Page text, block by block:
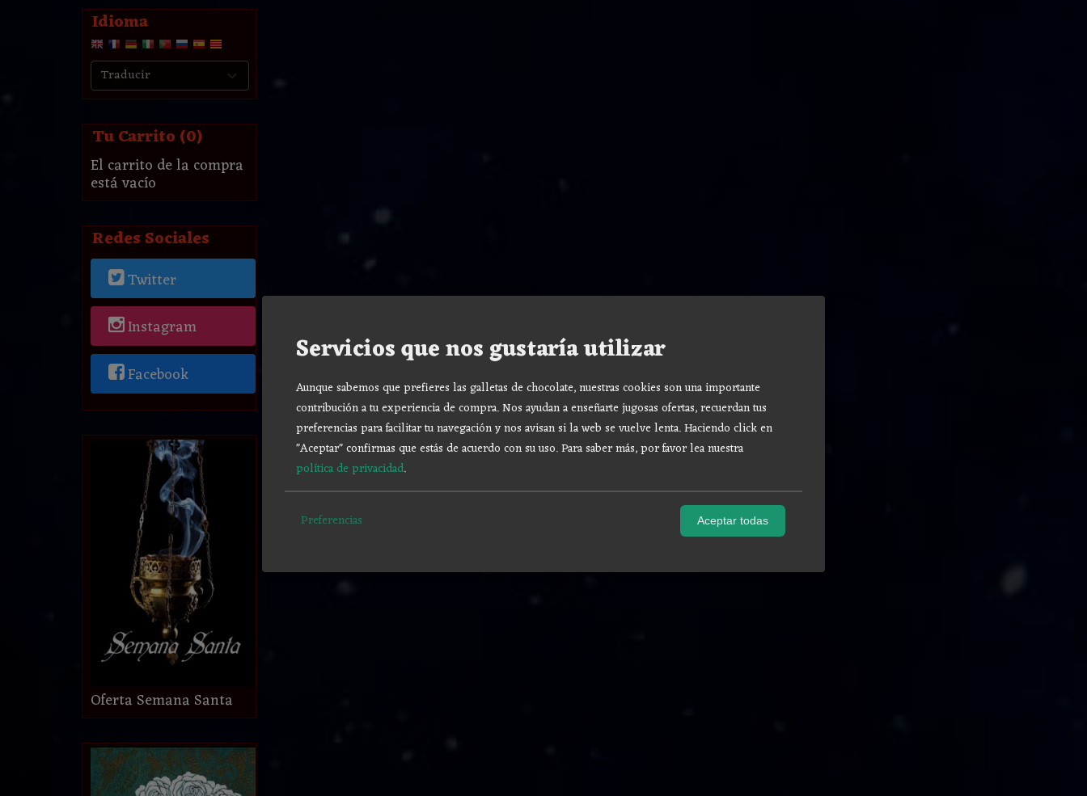
Idioma
Tu Carrito (0)
El carrito de la compra
está vacío
Redes Sociales
Twitter
Instagram
Facebook
Oferta Semana Santa
Servicios que nos gustaría utilizar
Aunque sabemos que prefieres las galletas de chocolate, nuestras cookies son una importante
contribución a tu experiencia de compra. Nos ayudan a enseñarte jugosas ofertas, recuerdan tus
preferencias para facilitar tu navegación y nos avisan si la web se vuelve lenta. Haciendo click en
"Aceptar" confirmas que estás de acuerdo con su uso.Para saber más, por favor lea nuestra
política de privacidad.
Preferencias Aceptar todas